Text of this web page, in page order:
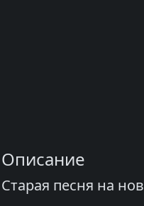
Описание
Старая песня на